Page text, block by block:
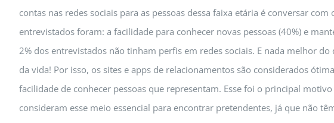
contas nas redes sociais para as pessoas dessa faixa etária é conversar
entrevistados foram: a facilidade para conhecer novas pessoas (40%) e
2% dos entrevistados não tinham perfis em redes sociais. E nada melhor
da vida! Por isso, os sites e apps de relacionamentos são considerados
facilidade de conhecer pessoas que representam. Esse foi o principal
consideram esse meio essencial para encontrar pretendentes, já que não